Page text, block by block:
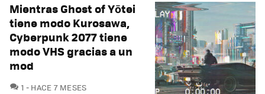
Mientras Ghost of Yōtei
tiene modo Kurosawa,
Cyberpunk 2077 tiene
modo VHS gracias a un
mod
1 COMENTARIOS
HACE 7 MESES